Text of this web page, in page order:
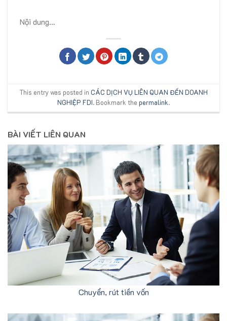
Nội dung…
This entry was posted in CÁC DỊCH VỤ LIÊN QUAN ĐẾN DOANH
NGHIỆP FDI. Bookmark the permalink.
BÀI VIẾT LIÊN QUAN
Chuyển, rút tiền vốn